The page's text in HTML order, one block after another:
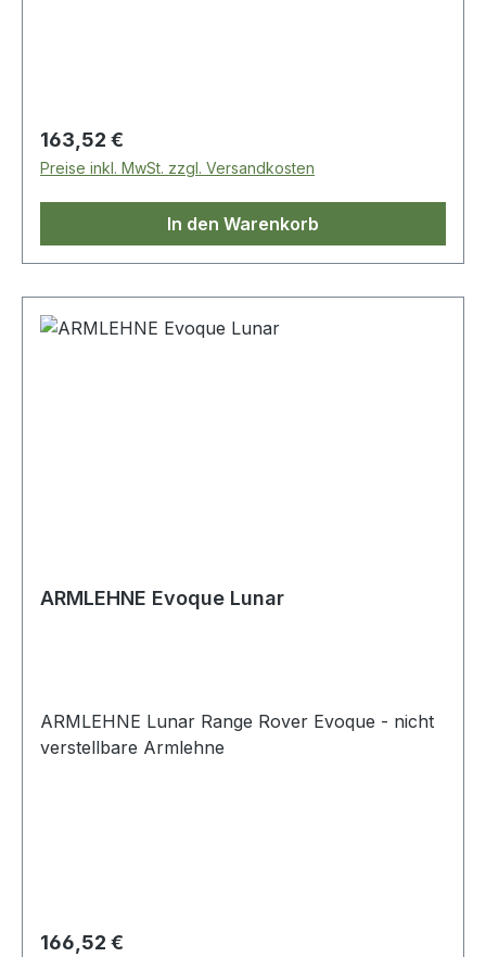
Regulärer Preis:
163,52 €
Preise inkl. MwSt. zzgl. Versandkosten
In den Warenkorb
ARMLEHNE Evoque Lunar
ARMLEHNE Lunar Range Rover Evoque - nicht
verstellbare Armlehne
Regulärer Preis:
166,52 €